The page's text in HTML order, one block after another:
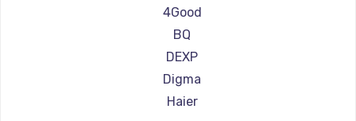
Ремонт капиллярной трубки
3390 руб.
Заказать
Ремонт планшетов CHUWI
4Good
BQ
DEXP
Digma
Haier